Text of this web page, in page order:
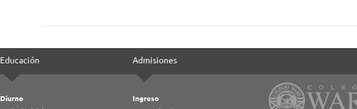
Educación
Diurno
Admisiones
Ingreso